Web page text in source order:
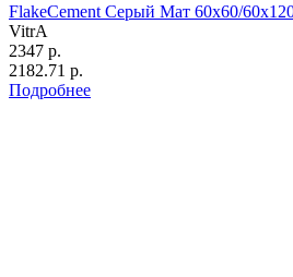
FlakeCement Серый Мат 60x60/
VitrA
2347 р.
2182.71 р.
Подробнее